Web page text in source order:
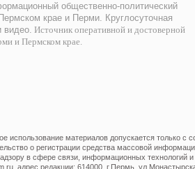
общественно-политический
крае и Перми. Круглосуточная
видео. Источник оперативной и достоверной
и Пермском крае.
использование материалов допускается только с
о регистрации средства массовой
в сфере связи, информационных технологий
адрес редакции: 614000, г.Пермь,